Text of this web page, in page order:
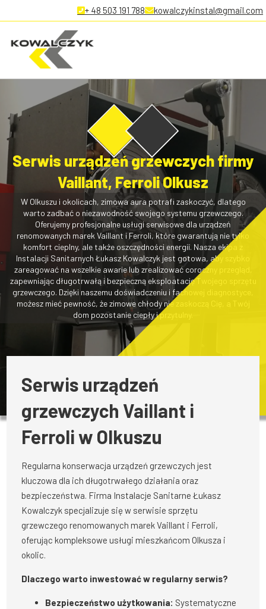
+ 48 503 191 788 kowalczykinstal@gmail.com
Serwis urządzeń grzewczych firmy
Vaillant, Ferroli Olkusz
W Olkuszu i okolicach, zimowa aura potrafi zaskoczyć, dlatego
warto zadbać o niezawodność swojego systemu grzewczego.
Oferujemy profesjonalne usługi serwisowe dla urządzeń
renomowanych marek Vaillant i Ferroli, które gwarantują nie tylko
komfort cieplny, ale także oszczędności energii. Nasza ekipa z
Instalacji Sanitarnych Łukasz Kowalczyk jest gotowa, aby szybko
zareagować na wszelkie awarie lub zrealizować coroczny przegląd,
zapewniając długotrwałą i bezpieczną eksploatację Twojego sprzętu
grzewczego. Dzięki naszemu doświadczeniu i fachowej diagnostyce,
możesz mieć pewność, że zimowe chłody nie zaskoczą Cię, a Twój
dom pozostanie ciepły i przytulny.
Serwis urządzeń
grzewczych Vaillant i
Ferroli w Olkuszu
Regularna konserwacja urządzeń grzewczych jest
kluczowa dla ich długotrwałego działania oraz
bezpieczeństwa. Firma Instalacje Sanitarne Łukasz
Kowalczyk specjalizuje się w serwisie sprzętu
grzewczego renomowanych marek Vaillant i Ferroli,
oferując kompleksowe usługi mieszkańcom Olkusza i
okolic.
Dlaczego warto inwestować w regularny serwis?
Bezpieczeństwo użytkowania: Systematyczne